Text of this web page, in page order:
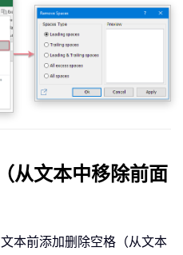
从文本中移除前面
本前添加删除空格（从文本